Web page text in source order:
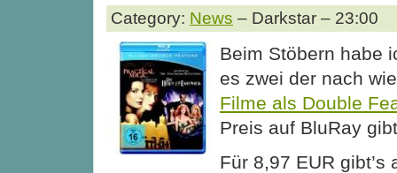
Category: News – Darkstar – 23:00
Beim Stöbern habe
es zwei der nach
Filme als Double
Preis auf BluRay
Für 8,97 EUR gibt’s